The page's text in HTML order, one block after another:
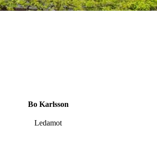
Bo Karlsson
Ledamot